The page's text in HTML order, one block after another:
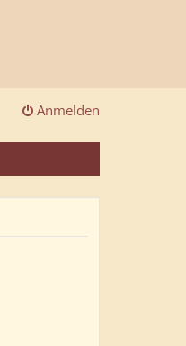
Anmelden